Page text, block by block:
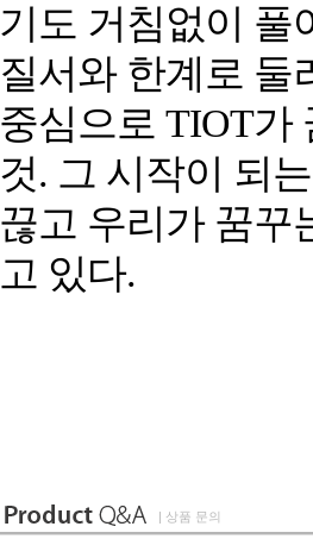
기도 거침없이 풀
질서와 한계로 둘
중심으로 TIOT가
것. 그 시작이 되
끊고 우리가 꿈꾸
고 있다.
| 상품 문의